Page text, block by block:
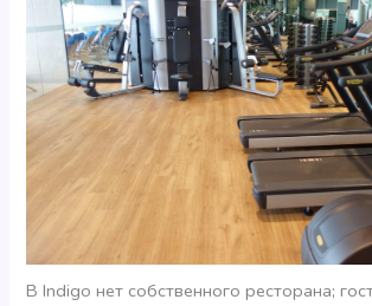
В Indigo нет собственного ресторана;